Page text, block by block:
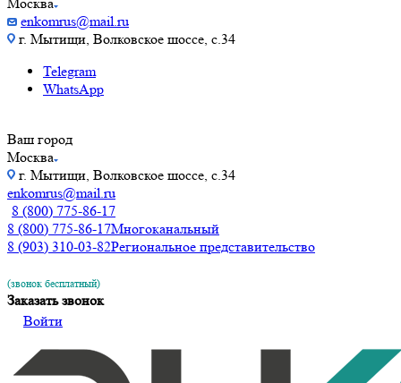
enkomrus@mail.ru
г. Мытищи, Волковское шоссе, с.34
Telegram
WhatsApp
Ваш город
Москва
г. Мытищи, Волковское шоссе, с.34
enkomrus@mail.ru
8 (800) 775-86-17
8 (800) 775-86-17Многоканальный
8 (903) 310-03-82Региональное представительство
(звонок бесплатный)
Заказать звонок
Войти